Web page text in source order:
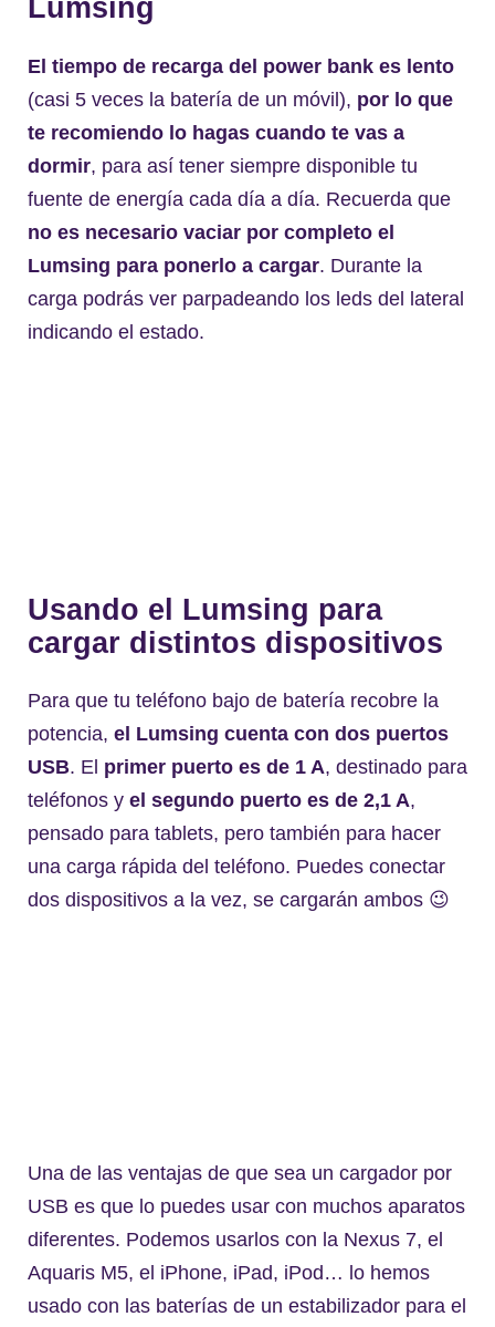
Lumsing
El tiempo de recarga del power bank es lento
(casi 5 veces la batería de un móvil), por lo que
te recomiendo lo hagas cuando te vas a
dormir, para así tener siempre disponible tu
fuente de energía cada día a día. Recuerda que
no es necesario vaciar por completo el
Lumsing para ponerlo a cargar. Durante la
carga podrás ver parpadeando los leds del lateral
indicando el estado.
Usando el Lumsing para
cargar distintos dispositivos
Para que tu teléfono bajo de batería recobre la
potencia, el Lumsing cuenta con dos puertos
USB. El primer puerto es de 1 A, destinado para
teléfonos y el segundo puerto es de 2,1 A,
pensado para tablets, pero también para hacer
una carga rápida del teléfono. Puedes conectar
dos dispositivos a la vez, se cargarán ambos 😉
Una de las ventajas de que sea un cargador por
USB es que lo puedes usar con muchos aparatos
diferentes. Podemos usarlos con la Nexus 7, el
Aquaris M5, el iPhone, iPad, iPod… lo hemos
usado con las baterías de un estabilizador para el